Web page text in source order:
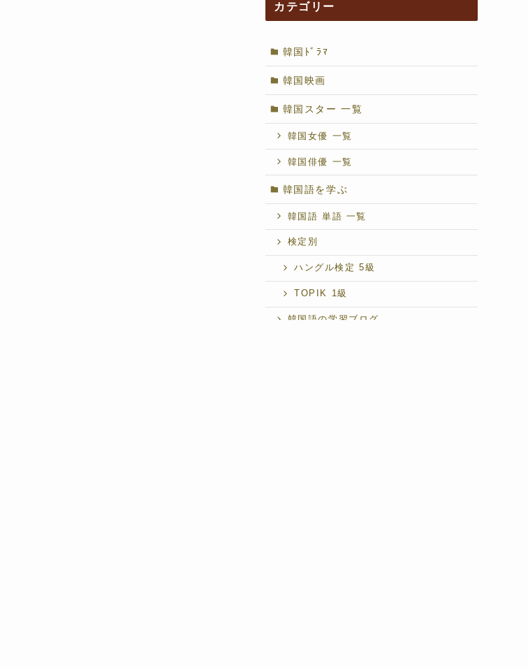
カテゴリー
韓国ﾄﾞﾗﾏ
韓国映画
韓国スター 一覧
韓国女優 一覧
韓国俳優 一覧
韓国語を学ぶ
韓国語 単語 一覧
検定別
ハングル検定 5級
TOPIK 1級
韓国語の学習ブログ